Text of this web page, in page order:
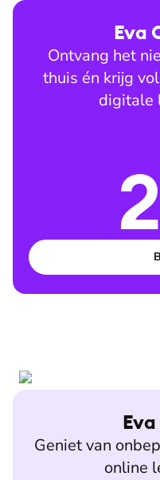
Eva
Ontvang het
thuis én krijg
digitale
2
Geniet van
online